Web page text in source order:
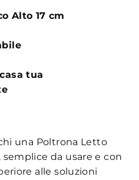
Alto 17 cm
tua
una Poltrona Letto
da usare e con
alle soluzioni